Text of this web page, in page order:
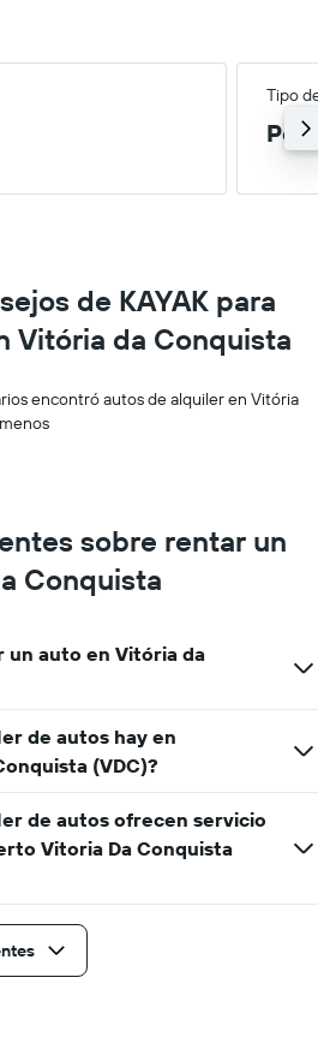
Tipo
de KAYAK para
Vitória da Conquista
encontró autos de alquiler en Vitória
sobre rentar un
Conquista
un auto en Vitória da
de autos hay en
(VDC)?
de autos ofrecen servicio
Vitoria Da Conquista